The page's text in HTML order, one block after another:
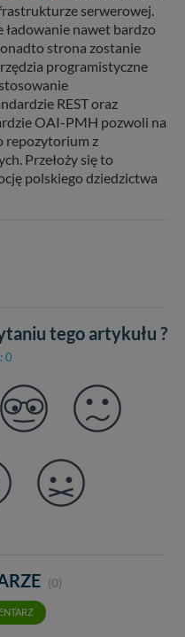
serwerowej.
ładowanie nawet bardzo
strona zostanie
programistyczne
REST oraz
OAI-PMH pozwoli na
repozytorium z
Przełoży się to
polskiego dziedzictwa
tego artykułu ?
0
(0)